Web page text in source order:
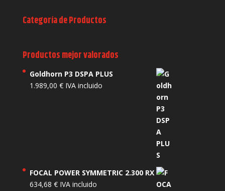
Categoría de Productos
Productos mejor valorados
Goldhorn P3 DSPA PLUS
1.989,00 € IVA incluido
FOCAL POWER SYMMETRIC 2.300 RX
634,68 € IVA incluido